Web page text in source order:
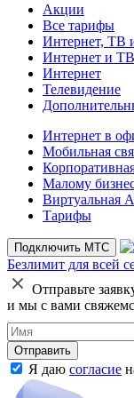
Акции
Все тарифы
Интернет, ТВ
Интернет и ТВ
Интернет
Телевидение
Интернет в
Мобильная
Малому
Виртуальная
Тарифы
Подключить МТС
Безлимит для всей
Отправьте
и мы с вами
Отправить
Я даю согласие